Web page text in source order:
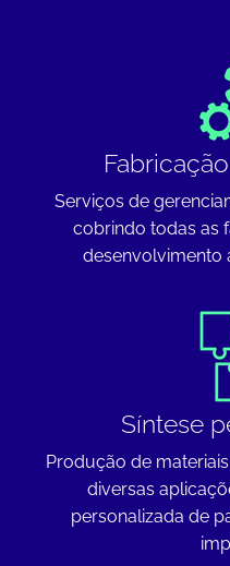
Serviços de
cobrindo todas as
desenvolvimento
Síntese
Produção de
diversas
personalizada de